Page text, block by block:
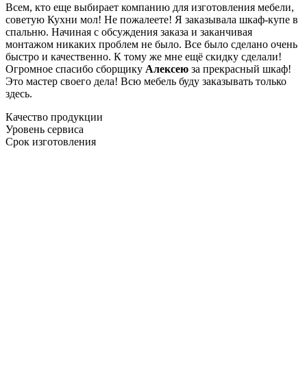
Всем, кто еще выбирает компанию для изготовления мебели,
советую Кухни мол! Не пожалеете! Я заказывала шкаф-купе в
спальню. Начиная с обсуждения заказа и заканчивая
монтажом никаких проблем не было. Все было сделано очень
быстро и качественно. К тому же мне ещё скидку сделали!
Огромное спасибо сборщику Алексею за прекрасный шкаф!
Это мастер своего дела! Всю мебель буду заказывать только
здесь.
Качество продукции
Уровень сервиса
Срок изготовления